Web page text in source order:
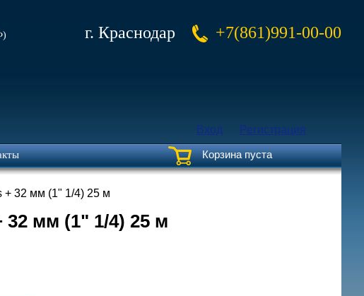
г. Краснодар +7(861)991-00-00
Вход Регистрация
Корзина пуста
+ 32 мм (1ʺ 1/4) 25 м
мм (1ʺ 1/4) 25 м